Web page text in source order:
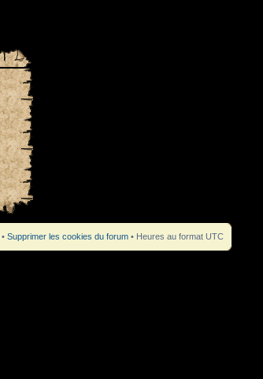
• Supprimer les cookies du forum • Heures au format UTC